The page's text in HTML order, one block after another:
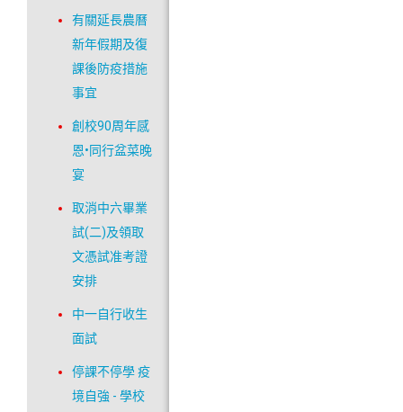
有關延長農曆
新年假期及復
課後防疫措施
事宜
創校90周年感
恩•同行盆菜晚
宴
取消中六畢業
試(二)及領取
文憑試准考證
安排
中一自行收生
面試
停課不停學 疫
境自強 - 學校